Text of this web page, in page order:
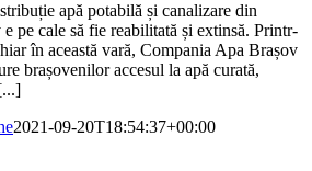
apă potabilă și canalizare din
pe cale să fie reabilitată și extinsă. Printr-
în această vară, Compania Apa Brașov
brașovenilor accesul la apă curată,
2021-09-20T18:54:37+00:00